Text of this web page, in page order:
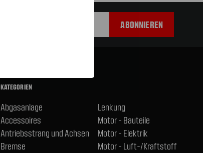
KATEGORIEN
Abgasanlage
Accessoires
Antriebsstrang und Achsen
Bremse
Lenkung
Motor - Bauteile
Motor - Elektrik
Motor - Luft-/Kraftstoff